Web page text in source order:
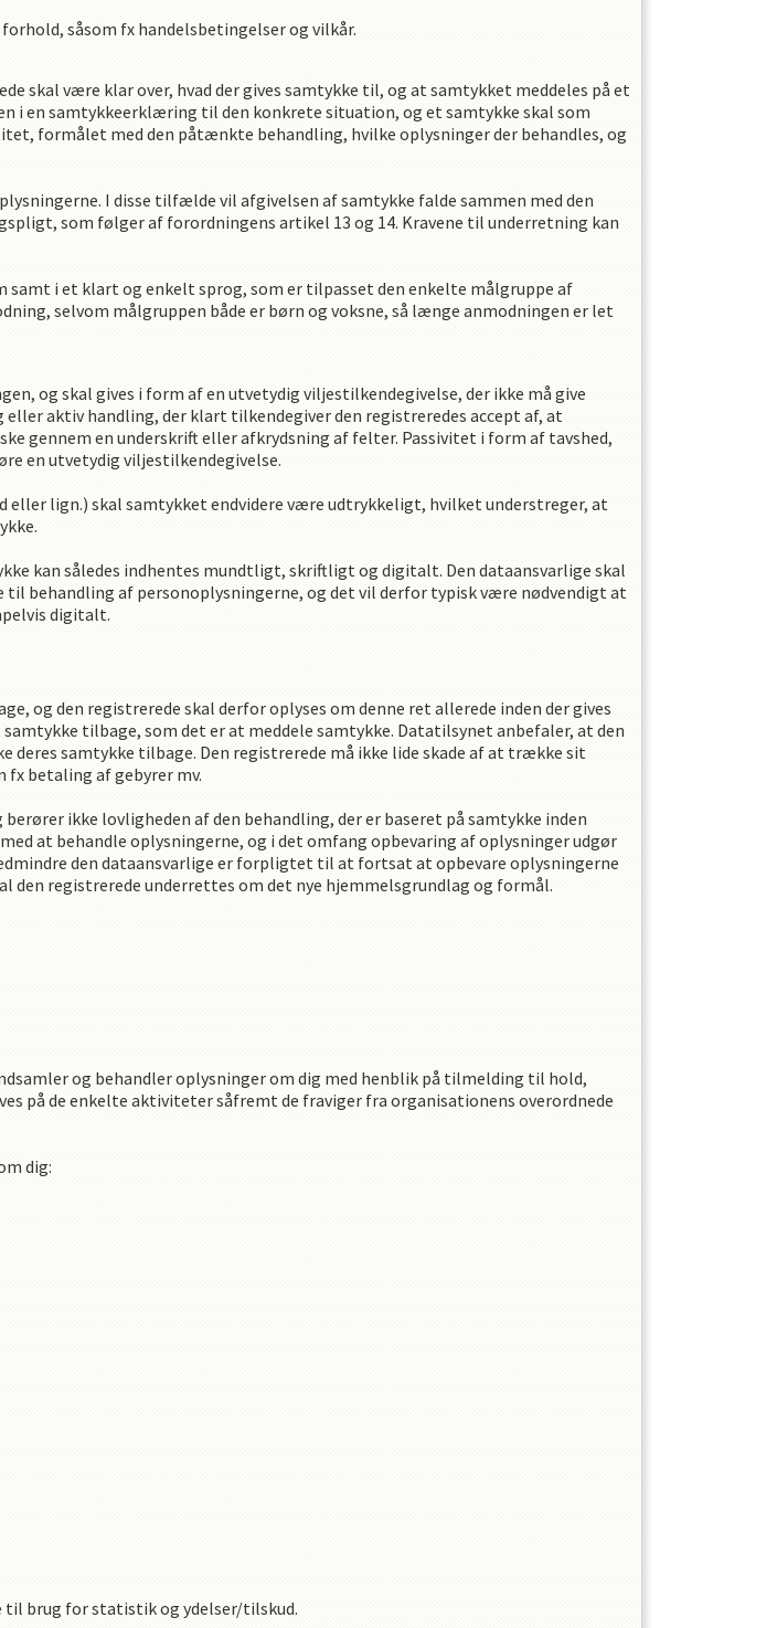
såsom fx handelsbetingelser og vilkår.
skal være klar over, hvad der gives samtykke til, og at samtykket meddeles på et
i en samtykkeerklæring til den konkrete situation, og et samtykke skal som
formålet med den påtænkte behandling, hvilke oplysninger der behandles, og
I disse tilfælde vil afgivelsen af samtykke falde sammen med den
som følger af forordningens artikel 13 og 14. Kravene til underretning kan
i et klart og enkelt sprog, som er tilpasset den enkelte målgruppe af
selvom målgruppen både er børn og voksne, så længe anmodningen er let
og skal gives i form af en utvetydig viljestilkendegivelse, der ikke må give
aktiv handling, der klart tilkendegiver den registreredes accept af, at
gennem en underskrift eller afkrydsning af felter. Passivitet i form af tavshed,
en utvetydig viljestilkendegivelse.
eller lign.) skal samtykket endvidere være udtrykkeligt, hvilket understreger, at
kan således indhentes mundtligt, skriftligt og digitalt. Den dataansvarlige skal
behandling af personoplysningerne, og det vil derfor typisk være nødvendigt at
digitalt.
og den registrerede skal derfor oplyses om denne ret allerede inden der gives
tilbage, som det er at meddele samtykke. Datatilsynet anbefaler, at den
samtykke tilbage. Den registrerede må ikke lide skade af at trække sit
fx betaling af gebyrer mv.
ikke lovligheden af den behandling, der er baseret på samtykke inden
at behandle oplysningerne, og i det omfang opbevaring af oplysninger udgør
den dataansvarlige er forpligtet til at fortsat at opbevare oplysningerne
den registrerede underrettes om det nye hjemmelsgrundlag og formål.
og behandler oplysninger om dig med henblik på tilmelding til hold,
på de enkelte aktiviteter såfremt de fraviger fra organisationens overordnede
dig:
til brug for statistik og ydelser/tilskud.